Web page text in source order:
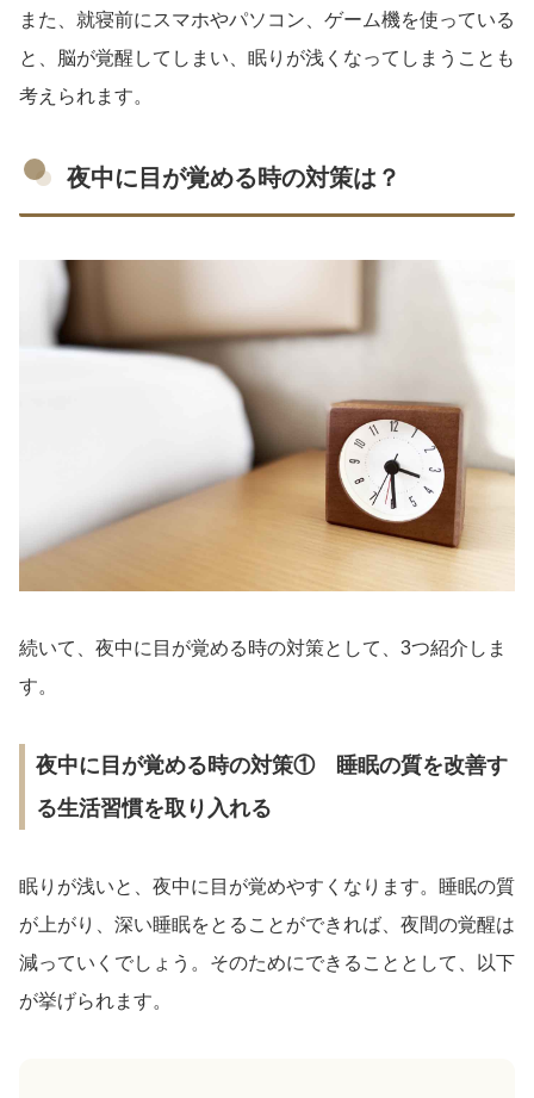
また、就寝前にスマホやパソコン、ゲーム機を使っている
と、脳が覚醒してしまい、眠りが浅くなってしまうことも
考えられます。
夜中に目が覚める時の対策は？
続いて、夜中に目が覚める時の対策として、3つ紹介しま
す。
夜中に目が覚める時の対策① 睡眠の質を改善す
る生活習慣を取り入れる
眠りが浅いと、夜中に目が覚めやすくなります。睡眠の質
が上がり、深い睡眠をとることができれば、夜間の覚醒は
減っていくでしょう。そのためにできることとして、以下
が挙げられます。